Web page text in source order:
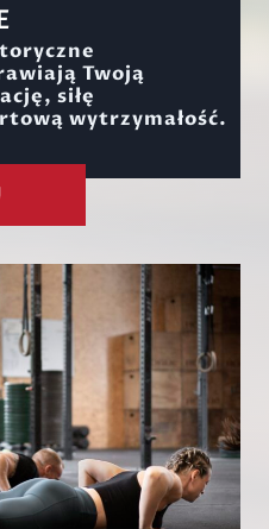
Twoją
siłę
wytrzymałość.